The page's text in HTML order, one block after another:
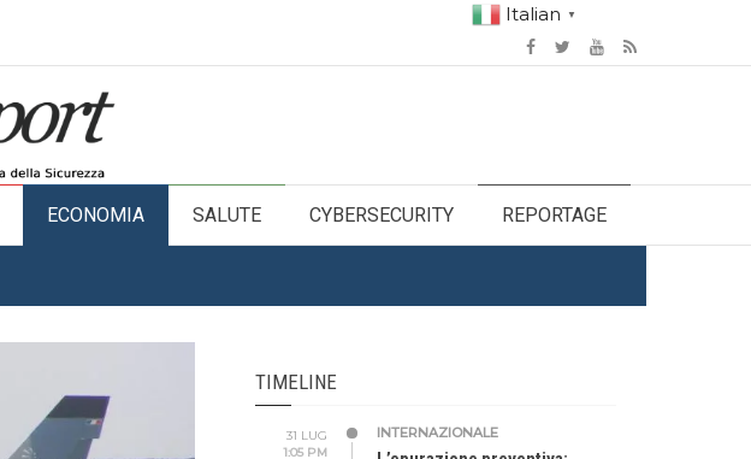
Italian ▼
ECONOMIA SALUTE CYBERSECURITY
REPORTAGE
TIMELINE
31 LUG
1:05 PM
INTERNAZIONALE